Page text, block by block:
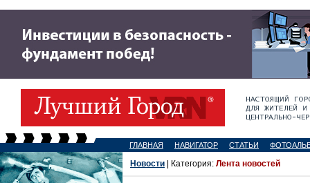
ГЛАВНАЯ НАВИГАТОР СТАТЬИ
Новости | Категория: Лента новостей